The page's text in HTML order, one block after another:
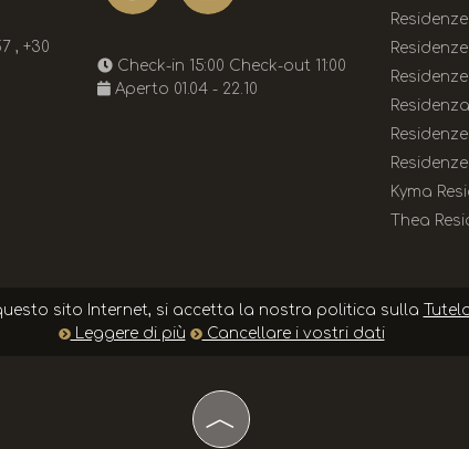
, +30
Check-in 15:00 Check-out 11:00
Aperto 01.04 - 22.10
Kyma
Thea
sito Internet, si accetta la nostra politica sulla
Leggere di più
Cancellare i vostri dati
︿